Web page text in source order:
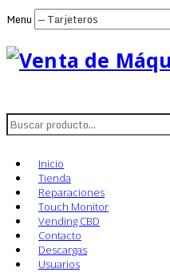
Menu
Inicio
Tienda
Reparaciones
Touch Monitor
Vending CBD
Contacto
Descargas
Usuarios